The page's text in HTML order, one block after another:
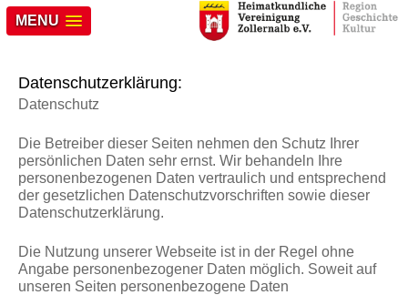
MENU
Datenschutzerklärung:
Datenschutz
Die Betreiber dieser Seiten nehmen den Schutz Ihrer
persönlichen Daten sehr ernst. Wir behandeln Ihre
personenbezogenen Daten vertraulich und entsprechend
der gesetzlichen Datenschutzvorschriften sowie dieser
Datenschutzerklärung.
Die Nutzung unserer Webseite ist in der Regel ohne
Angabe personenbezogener Daten möglich. Soweit auf
unseren Seiten personenbezogene Daten